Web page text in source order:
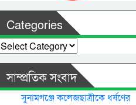
Categories
Categories
সাম্প্রতিক সংবাদ
সুনামগঞ্জে কলেজছাত্রীকে ধর্ষণের